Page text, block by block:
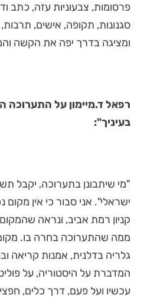
פרסומות, צבעוניות עזה, כתב
סגנונות, תקופה, אישים, תרבות,
ומציגה בדרך יפה את הקשה
רפאל ד.מיימון על
בעיניך":
"מי שיתבונן בתערוכה, יקבל
ישראלי". אני סבור כי אין
קניון רמת אביב, ונראה
ממה שהתערוכה בחרה בו. מקום
גלריה בדלנית, אמנות קריאה
המדברת על היסטוריה, על
עכשיו ועל פעם, דרך כלים,